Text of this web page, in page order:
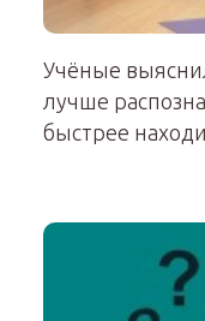
Учёные
лучше
быстрее